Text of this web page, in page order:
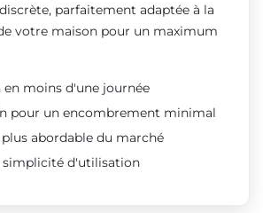
parfaitement adaptée à la
votre maison pour un maximum
moins d'une journée
pour un encombrement minimal
abordable du marché
simplicité d'utilisation